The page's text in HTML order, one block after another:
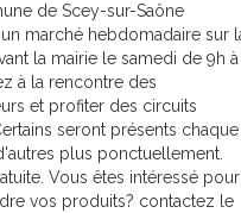
de Scey-sur-Saône
marché hebdomadaire sur
la mairie le samedi de 9h à
à la rencontre des
et profiter des circuits
seront présents chaque
plus ponctuellement.
Vous êtes intéressé pour
vos produits? contactez le